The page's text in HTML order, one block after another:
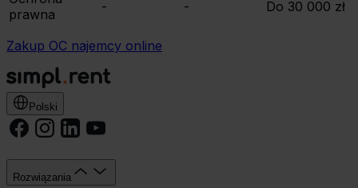
prawna
- - Do 30 000 zł
Zakup OC najemcy online
Polski
Rozwiązania